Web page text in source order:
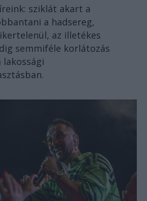
sziklát akart a
a hadsereg,
az illetékes
semmiféle korlátozás
lakossági